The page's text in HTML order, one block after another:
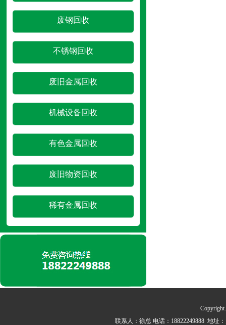
废钢回收
不锈钢回收
废旧金属回收
机械设备回收
有色金属回收
废旧物资回收
稀有金属回收
联系人：徐总 电话：18822249888 地址